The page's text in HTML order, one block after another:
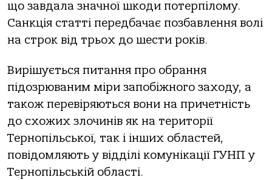
що завдала значної шкоди потерпілому.
Санкція статті передбачає позбавлення волі
на строк від трьох до шести років.
Вирішується питання про обрання
підозрюваним міри запобіжного заходу, а
також перевіряються вони на причетність
до схожих злочинів як на території
Тернопільської, так і інших областей,
повідомляють у відділі комунікації ГУНП у
Тернопільській області.